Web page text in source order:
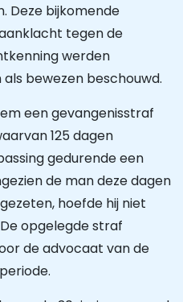
Deze bijkomende
tegen de
werden
bewezen beschouwd.
een gevangenisstraf
125 dagen
gedurende een
de man deze dagen
hoefde hij niet
opgelegde straf
de advocaat van de